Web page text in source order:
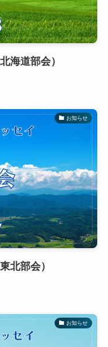
海道部会）
お知らせ
東北部会）
お知らせ